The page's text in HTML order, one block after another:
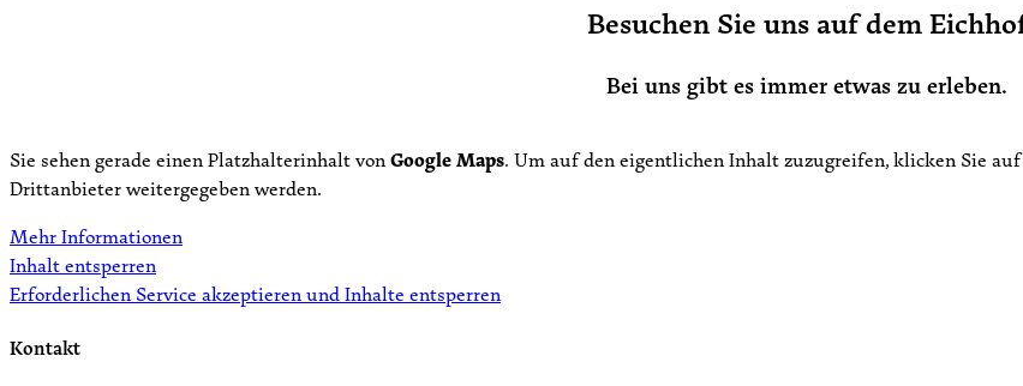
Besuchen Sie uns auf dem
Bei uns gibt es immer etwas zu erleben.
Sie sehen gerade einen Platzhalterinhalt vonGoogle Maps. Um auf den eigentlichen Inhalt zuzugreifen, klicken Sie
Drittanbieter weitergegeben werden.
Mehr Informationen
Inhalt entsperren
Erforderlichen Service akzeptieren und Inhalte entsperren
Kontakt